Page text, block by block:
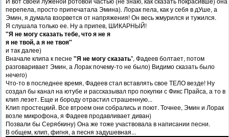
перепела, просто припечатала Эмина). Лорак пела, как у себя в дУше, а
Эмин, я думала взорвется от напряжения! Он весь жмурился и тужился.
Я слушала только ее. Ну а припев, ШИКАРНЫЙ!
"Я не могу сказать тебе, что я не я
я не твой, а я не твоя"
и так далее)
Вначале клипа к песне "Я не могу сказать", Фадеев болтает, потом
разговаривает Эмин, а Лорак почему-то не было) Видимо сказать было
нечего)
Что-то в последнее время, Фадеев стал вставлять свое ТЕЛО везде! Ну
создал бы канал на ютубе и рассказывал про покупки с Фикс Прайса, а то в
клип лезет. Еще и бороду отрастил страшенную...
Клип простецкий. Все втроем они собрались и поют. Точнее, Эмин и Лорак
возле микрофона, я Фадеев продавливает диван)
Позвали бы Серябкину) Она же тоже участвовала в написании песни.
В общем, клип, фигня, а песня задушевная...